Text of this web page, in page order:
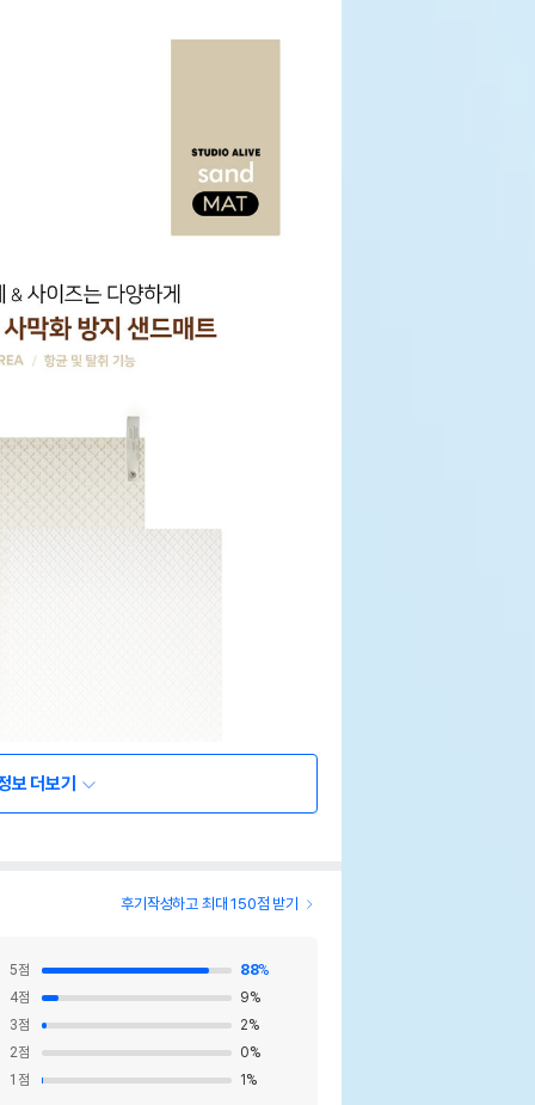
보 더보기
후기작성하고 최대 150점 받기
5점 88%
4점 9%
3점 2%
2점 0%
1 점 1 %